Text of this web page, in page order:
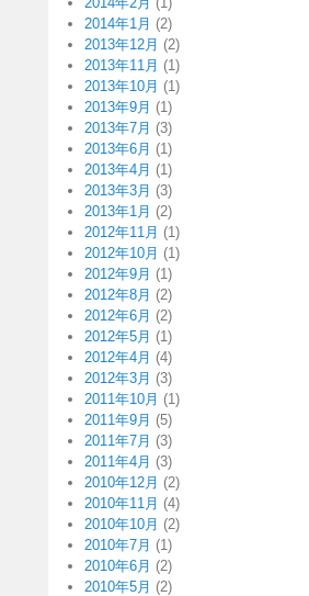
2014年1月 (2)
2013年12月 (2)
2013年11月 (1)
2013年10月 (1)
2013年9月 (1)
2013年7月 (3)
2013年6月 (1)
2013年4月 (1)
2013年3月 (3)
2013年1月 (2)
2012年11月 (1)
2012年10月 (1)
2012年9月 (1)
2012年8月 (2)
2012年6月 (2)
2012年5月 (1)
2012年4月 (4)
2012年3月 (3)
2011年10月 (1)
2011年9月 (5)
2011年7月 (3)
2011年4月 (3)
2010年12月 (2)
2010年11月 (4)
2010年10月 (2)
2010年7月 (1)
2010年6月 (2)
2010年5月 (2)